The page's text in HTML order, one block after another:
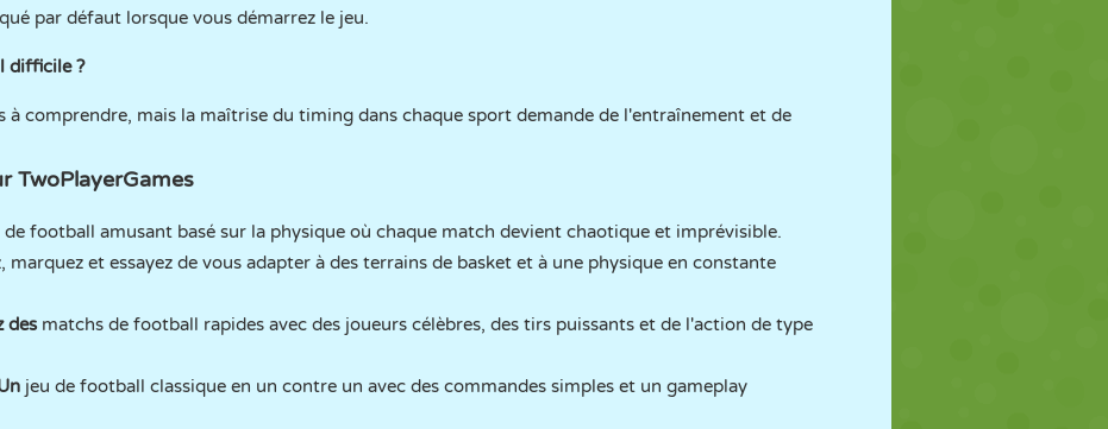
par défaut lorsque vous démarrez le jeu.
difficile ?
à comprendre, mais la maîtrise du timing dans chaque sport demande de l'entraînement et de
TwoPlayerGames
de football amusant basé sur la physique où chaque match devient chaotique et imprévisible.
marquez et essayez de vous adapter à des terrains de basket et à une physique en constante
des matchs de football rapides avec des joueurs célèbres, des tirs puissants et de l'action de type
jeu de football classique en un contre un avec des commandes simples et un gameplay